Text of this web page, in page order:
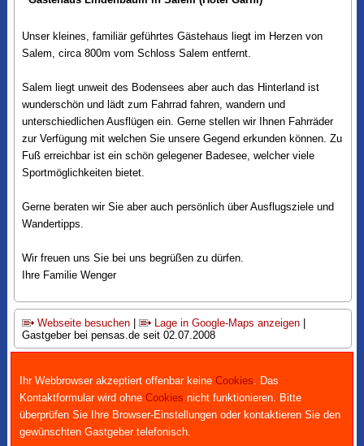
Unser kleines, familiär geführtes Gästehaus liegt im Herzen von
Salem, circa 800m vom Schloss Salem entfernt.
Salem liegt unweit des Bodensees aber auch das Hinterland ist
wunderschön und lädt zum Fahrrad fahren, wandern und
unterschiedlichen Ausflügen ein. Gerne stellen wir Ihnen Fahrräder
zur Verfügung mit welchen Sie unsere Gegend erkunden können. Zu
Fuß erreichbar ist ein schön gelegener Badesee, welcher viele
Sportmöglichkeiten bietet.
Gerne beraten wir Sie aber auch persönlich über Ausflugsziele und
Wandertipps.
Wir freuen uns Sie bei uns begrüßen zu dürfen.
Ihre Familie Wenger
Webseite besuchen| Lage in Google-Maps anzeigen|
Gastgeber bei pensas.de seit 02.07.2008
Ihr Webbrowser akzeptiert offenbar keineCookies . Das
Kontaktformular wird ohneCookies nicht funktionieren. Bitte
überprüfen Sie Ihre Browser-Einstellungen oder kontaktieren Sie den
gewünschten Gastgeber telefonisch.